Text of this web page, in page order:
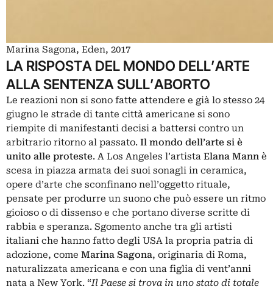
Marina Sagona, Eden, 2017
LA RISPOSTA DEL MONDO DELL’ARTE
ALLA SENTENZA SULL’ABORTO
Le reazioni non si sono fatte attendere e già lo stesso 24
giugno le strade di tante città americane si sono
riempite di manifestanti decisi a battersi contro un
arbitrario ritorno al passato. Il mondo dell’arte si è
unito alle proteste. A Los Angeles l’artista Elana Mann è
scesa in piazza armata dei suoi sonagli in ceramica,
opere d’arte che sconfinano nell’oggetto rituale,
pensate per produrre un suono che può essere un ritmo
gioioso o di dissenso e che portano diverse scritte di
rabbia e speranza. Sgomento anche tra gli artisti
italiani che hanno fatto degli USA la propria patria di
adozione, come Marina Sagona, originaria di Roma,
naturalizzata americana e con una figlia di vent’anni
nata a New York. “Il Paese si trova in uno stato di totale